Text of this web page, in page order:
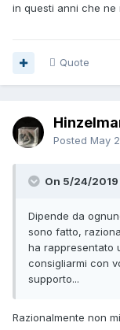
in questi anni che ne
Quote
Posted May
On 5/24/2019
Dipende da
sono fatto,
ha rappresentato
consigliarmi con
supporto...
Razionalmente non